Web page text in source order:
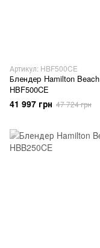
Артикул: HBF500CE
Блендер Hamilton Beach
HBF500CE
41 997 грн 47 724 грн